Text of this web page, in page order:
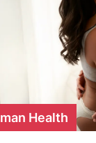
Health